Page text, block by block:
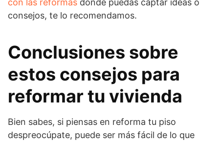
con las reformas donde puedas captar ideas o
consejos, te lo recomendamos.
Conclusiones sobre
estos consejos para
reformar tu vivienda
Bien sabes, si piensas en reforma tu piso
despreocúpate, puede ser más fácil de lo que